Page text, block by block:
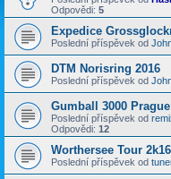
Odpovědi: 5
Expedice
Poslední příspěvek od
DTM Norisring 2016
Poslední příspěvek od
Gumball 3000
Poslední příspěvek od
Odpovědi: 12
Worthersee Tour
Poslední příspěvek od